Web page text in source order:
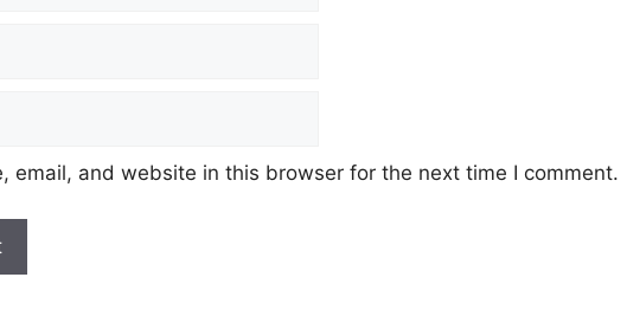
email, and website in this browser for the next time I comment.